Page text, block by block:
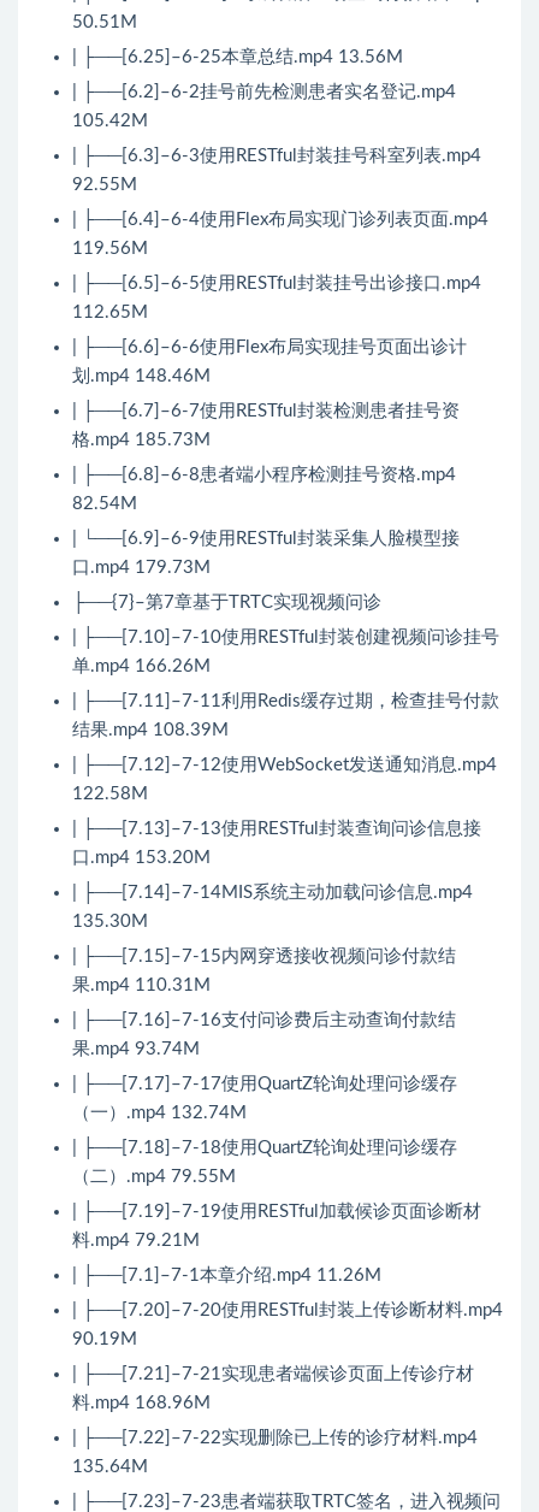
50.51M
| ├──[6.25]–6-25本章总结.mp4 13.56M
| ├──[6.2]–6-2挂号前先检测患者实名登记.mp4
105.42M
| ├──[6.3]–6-3使用RESTful封装挂号科室列表.mp4
92.55M
| ├──[6.4]–6-4使用Flex布局实现门诊列表页面.mp4
119.56M
| ├──[6.5]–6-5使用RESTful封装挂号出诊接口.mp4
112.65M
| ├──[6.6]–6-6使用Flex布局实现挂号页面出诊计
划.mp4 148.46M
| ├──[6.7]–6-7使用RESTful封装检测患者挂号资
格.mp4 185.73M
| ├──[6.8]–6-8患者端小程序检测挂号资格.mp4
82.54M
| └──[6.9]–6-9使用RESTful封装采集人脸模型接
口.mp4 179.73M
├──{7}–第7章基于TRTC实现视频问诊
| ├──[7.10]–7-10使用RESTful封装创建视频问诊挂号
单.mp4 166.26M
| ├──[7.11]–7-11利用Redis缓存过期，检查挂号付款
结果.mp4 108.39M
| ├──[7.12]–7-12使用WebSocket发送通知消息.mp4
122.58M
| ├──[7.13]–7-13使用RESTful封装查询问诊信息接
口.mp4 153.20M
| ├──[7.14]–7-14MIS系统主动加载问诊信息.mp4
135.30M
| ├──[7.15]–7-15内网穿透接收视频问诊付款结
果.mp4 110.31M
| ├──[7.16]–7-16支付问诊费后主动查询付款结
果.mp4 93.74M
| ├──[7.17]–7-17使用QuartZ轮询处理问诊缓存
（一）.mp4 132.74M
| ├──[7.18]–7-18使用QuartZ轮询处理问诊缓存
（二）.mp4 79.55M
| ├──[7.19]–7-19使用RESTful加载候诊页面诊断材
料.mp4 79.21M
| ├──[7.1]–7-1本章介绍.mp4 11.26M
| ├──[7.20]–7-20使用RESTful封装上传诊断材料.mp4
90.19M
| ├──[7.21]–7-21实现患者端候诊页面上传诊疗材
料.mp4 168.96M
| ├──[7.22]–7-22实现删除已上传的诊疗材料.mp4
135.64M
| ├──[7.23]–7-23患者端获取TRTC签名，进入视频问